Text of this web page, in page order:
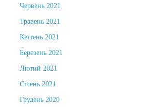
Червень 2021
Травень 2021
Квітень 2021
Березень 2021
Лютий 2021
Січень 2021
Грудень 2020